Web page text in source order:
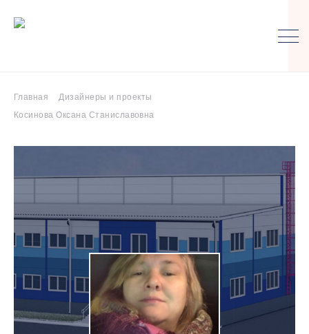
Главная
Дизайнеры и проекты
Косинова Оксана Станиславовна